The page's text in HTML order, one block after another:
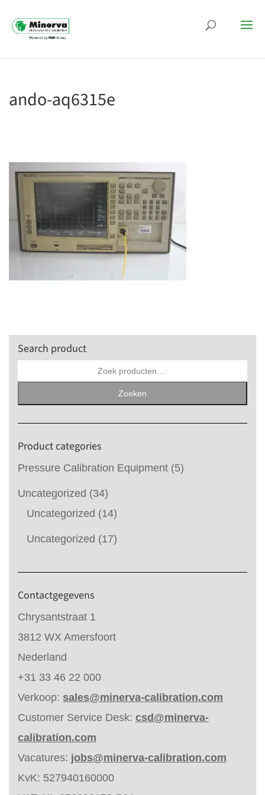
ando-aq6315e
Search product
Zoeken
Product categories
Pressure Calibration Equipment (5)
Uncategorized (34)
Uncategorized (14)
Uncategorized (17)
Contactgegevens
Chrysantstraat 1
3812 WX Amersfoort
Nederland
+31 33 46 22 000
Verkoop: sales@minerva-calibration.com
Customer Service Desk: csd@minerva-
calibration.com
Vacatures: jobs@minerva-calibration.com
KvK: 527940160000